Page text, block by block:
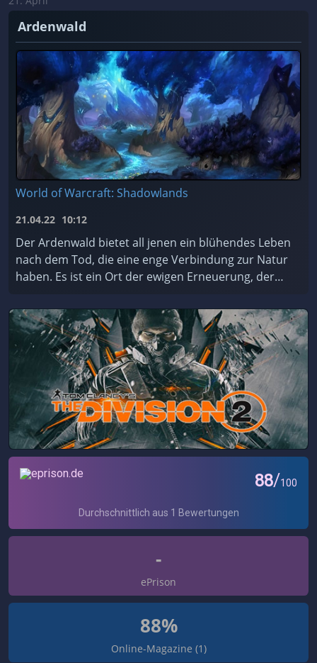
Ardenwald
World of Warcraft: Shadowlands
21.04.22 10:12
Der Ardenwald bietet all jenen ein blühendes Leben
nach dem Tod, die eine enge Verbindung zur Natur
haben. Es ist ein Ort der ewigen Erneuerung, der
...
-
ePrison
88%
Online-Magazine (1)